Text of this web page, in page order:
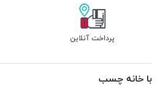
پرداخت آنلاین
با خانه چسب